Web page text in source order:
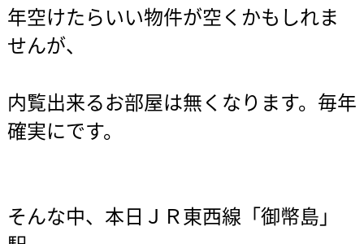
年空けたらいい物件が空くかもしれま
せんが、
内覧出来るお部屋は無くなります。毎年
確実にです。
そんな中、本日ＪＲ東西線「御幣島」